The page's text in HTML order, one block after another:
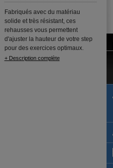
Fabriqués avec du matériau
solide et très résistant, ces
rehausses vous permettent
d'ajuster la hauteur de votre step
pour des exercices optimaux.
+ Description complète